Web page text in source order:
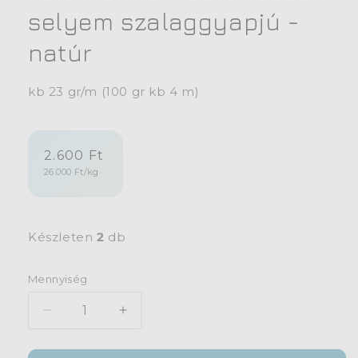
selyem szalaggyapjú -
natúr
kb 23 gr/m (100 gr kb 4 m)
Normál
ár
2.600 Ft
Egységár
26.000 Ft/kg
Készleten 2 db
Mennyiség
Mennyiség
-
70%
-